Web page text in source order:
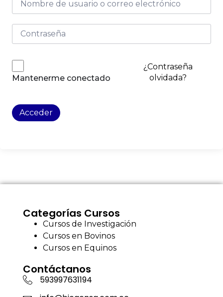
Mantenerme conectado
¿Contraseña
olvidada?
Acceder
Categorías Cursos
Cursos de Investigación
Cursos en Bovinos
Cursos en Equinos
Contáctanos
593997631194
Curso Teórico-Práctico De
Inseminación Artificial En
$320,00 + ADD